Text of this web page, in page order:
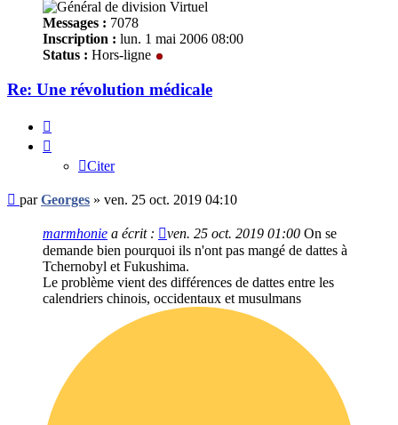
Messages : 7078
Inscription : lun. 1 mai 2006 08:00
Status : Hors-ligne
Re: Une révolution médicale
Citer
Message
non
parGeorges » ven. 25 oct. 2019 04:10
marmhonie a écrit : ven. 25 oct. 2019 01:00 On se
demande bien pourquoi ils n'ont pas mangé de dattes à
Tchernobyl et Fukushima.
Le problème vient des différences de dattes entre les
calendriers chinois, occidentaux et musulmans